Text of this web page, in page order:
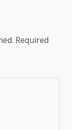
Required